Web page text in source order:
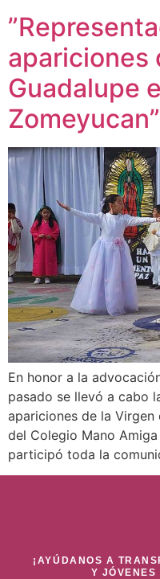
apariciones
Guadalupe
Zomeyucan”
En honor a la
pasado se llevó a cabo
apariciones de la Virgen
del Colegio Mano
participó toda la
¡AYÚDANOS A
Y JÓVENES